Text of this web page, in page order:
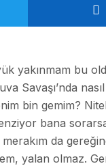
yakınmam bu
Savaşı’nda
bin gemim?
bana
da
yalan olmaz.